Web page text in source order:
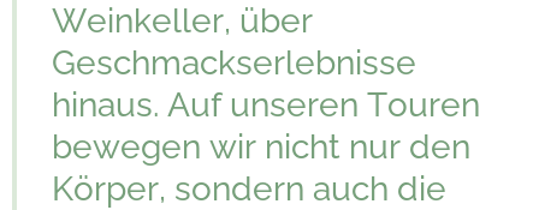
Weinkeller, über
Geschmackserlebnisse
hinaus. Auf unseren Touren
bewegen wir nicht nur den
Körper, sondern auch die